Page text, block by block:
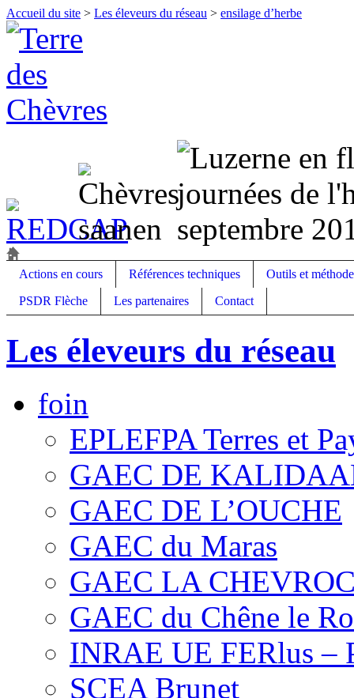
Accueil du site > Les éleveurs du réseau > ensilage d’herbe
Actions en cours Références techniques
Outils et
PSDR Flèche
Les partenaires Contact
Les éleveurs du réseau
foin
EPLEFPA Terres et
GAEC DE
GAEC DE L’OUCHE
GAEC du Maras
GAEC LA
GAEC du Chêne le
INRAE UE FERlus –
SCEA Brunet